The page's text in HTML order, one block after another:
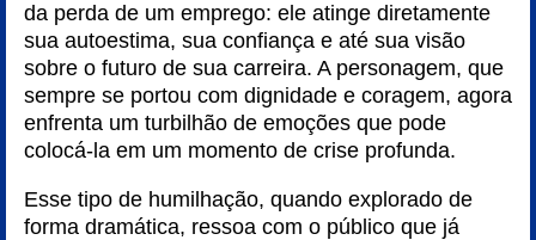
da perda de um emprego: ele atinge diretamente
sua autoestima, sua confiança e até sua visão
sobre o futuro de sua carreira. A personagem, que
sempre se portou com dignidade e coragem, agora
enfrenta um turbilhão de emoções que pode
colocá-la em um momento de crise profunda.
Esse tipo de humilhação, quando explorado de
forma dramática, ressoa com o público que já